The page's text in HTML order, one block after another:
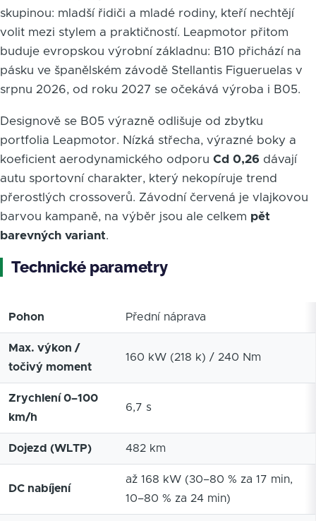
skupinou: mladší řidiči a mladé rodiny, kteří nechtějí
volit mezi stylem a praktičností. Leapmotor přitom
buduje evropskou výrobní základnu: B10 přichází na
pásku ve španělském závodě Stellantis Figueruelas v
srpnu 2026, od roku 2027 se očekává výroba i B05.
Designově se B05 výrazně odlišuje od zbytku
portfolia Leapmotor. Nízká střecha, výrazné boky a
koeficient aerodynamického odporu Cd 0,26 dávají
autu sportovní charakter, který nekopíruje trend
přerostlých crossoverů. Závodní červená je vlajkovou
barvou kampaně, na výběr jsou ale celkem pět
barevných variant.
Technické parametry
Pohon Přední náprava
Max. výkon /
točivý moment
160 kW (218 k) / 240 Nm
Zrychlení 0–100
km/h
6,7 s
Dojezd (WLTP) 482 km
DC nabíjení
až 168 kW (30–80 % za 17 min,
10–80 % za 24 min)